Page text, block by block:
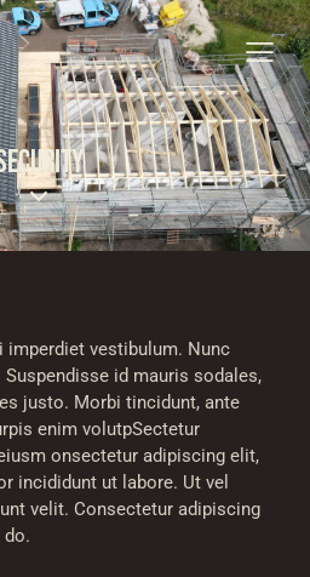
imperdiet vestibulum. Nunc
id mauris sodales,
justo. Morbi tincidunt, ante
enim volutpSectetur
onsectetur adipiscing elit,
incididunt ut labore. Ut vel
velit. Consectetur adipiscing